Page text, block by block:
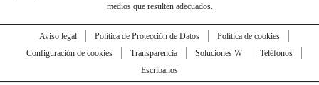
medios que resulten adecuados.
Aviso legal Política de Protección de Datos
Política de cookies
Configuración de cookies
Transparencia Soluciones W
Teléfonos
Escríbanos